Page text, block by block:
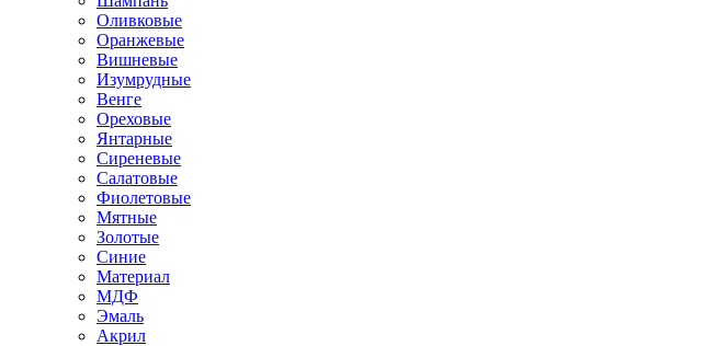
Оливковые
Оранжевые
Вишневые
Изумрудные
Венге
Ореховые
Янтарные
Сиреневые
Салатовые
Фиолетовые
Мятные
Золотые
Синие
Материал
МДФ
Эмаль
Акрил